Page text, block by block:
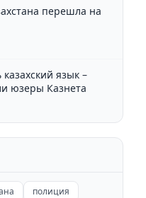
перешла на
язык –
юзеры Казнета
полиция